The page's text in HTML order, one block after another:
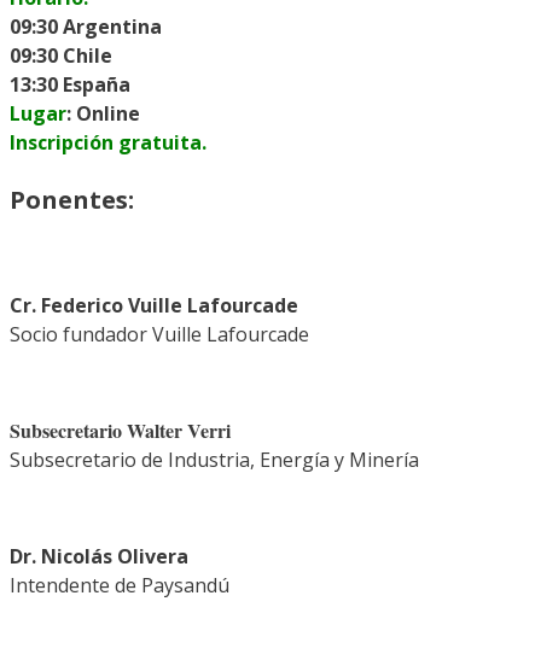
09:30Argentina
09:30 Chile
13:30 España
Lugar: Online
Inscripción gratuita.
Ponentes:
Cr. Federico Vuille Lafourcade
Socio fundador Vuille Lafourcade
Subsecretario Walter Verri
Subsecretario de Industria, Energía y Minería
Dr. Nicolás Olivera
Intendente de Paysandú